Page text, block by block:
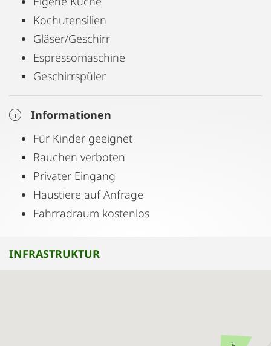
Kochutensilien
Gläser/Geschirr
Espressomaschine
Geschirrspüler
Informationen
Für Kinder geeignet
Rauchen verboten
Privater Eingang
Haustiere auf Anfrage
Fahrradraum kostenlos
INFRASTRUKTUR